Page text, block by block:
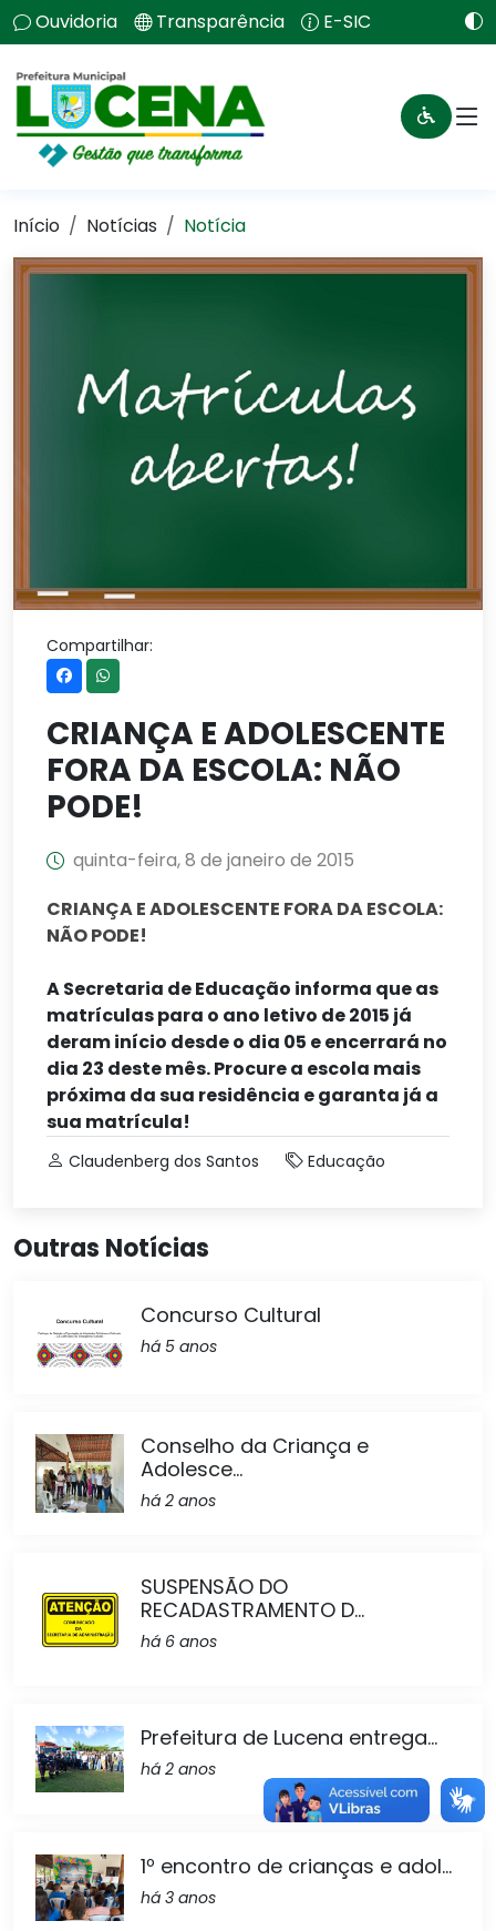
Ouvidoria Transparência E-SIC
Início Notícias Notícia
Compartilhar:
CRIANÇA E ADOLESCENTE
FORA DA ESCOLA: NÃO
PODE!
quinta-feira, 8 de janeiro de 2015
CRIANÇA E ADOLESCENTE FORA DA ESCOLA:
NÃO PODE!
A Secretaria de Educação informa que as
matrículas para o ano letivo de 2015 já
deram início desde o dia 05 e encerrará no
dia 23 deste mês. Procure a escola mais
próxima da sua residência e garanta já a
sua matrícula!
Claudenberg dos Santos Educação
Outras Notícias
Concurso Cultural
há 5 anos
Conselho da Criança e
Adolesce...
há 2 anos
SUSPENSÃO DO
RECADASTRAMENTO D...
há 6 anos
Prefeitura de Lucena entrega...
há 2 anos
1º encontro de crianças e adol...
há 3 anos